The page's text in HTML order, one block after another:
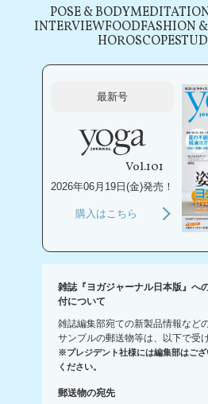
POSE & BODY
INTERVIEWFOODFASHION
HOROSCOPE
最新号
Vol.101
2026年06月19日(金)発売！
購入はこちら
雑誌『ヨガジャーナル日本版』へ
付について
雑誌編集部宛ての新製品情報など
サンプルの郵送物等は、以下で受
※プレジデント社様には編集部はご
ください。
郵送物の宛先